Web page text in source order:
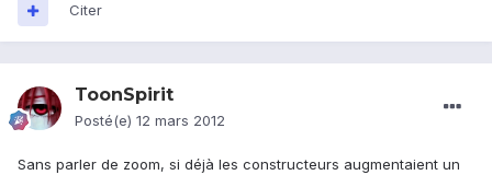
Citer
ToonSpirit
Posté(e) 12 mars 2012
Sans parler de zoom, si déjà les constructeurs augmentaient un